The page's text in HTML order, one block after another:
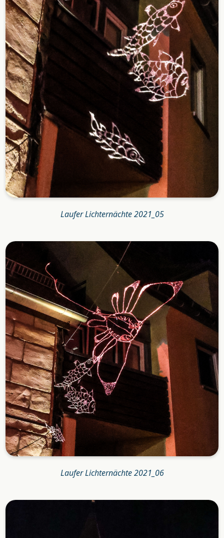
Laufer Lichternächte 2021_05
Laufer Lichternächte 2021_06